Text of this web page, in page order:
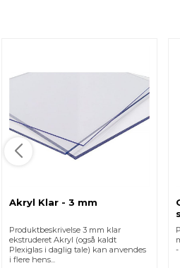
Akryl Klar - 3 mm
Produktbeskrivelse 3 mm klar
ekstruderet Akryl (også kaldt
Plexiglas i daglig tale) kan anvendes
i flere hens...